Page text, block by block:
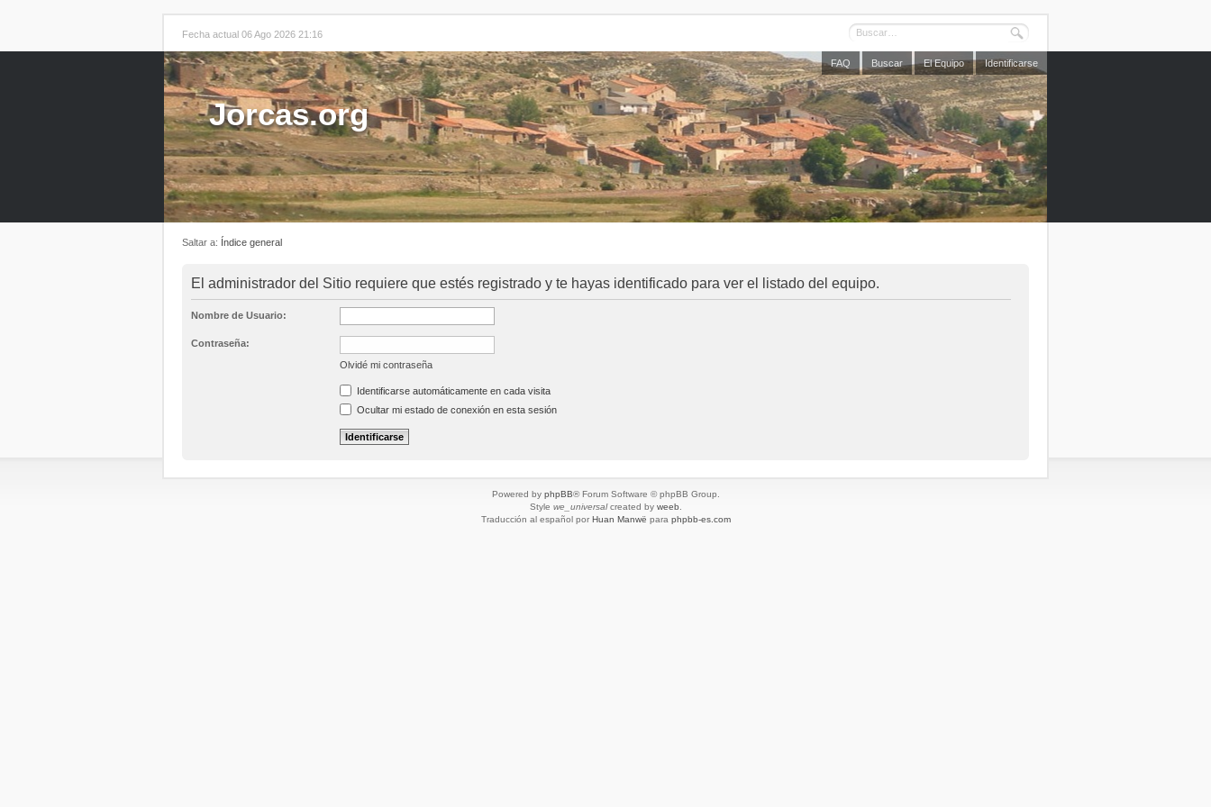
Fecha actual 06 Ago 2026 21:16
FAQ Buscar El Equipo Identificarse
Jorcas.org
Saltar a: Índice general
El administrador del Sitio requiere que estés registrado y te hayas identificado para ver el listado del equipo.
Nombre de Usuario:
Contraseña:
Olvidé mi contraseña
Identificarse automáticamente en cada visita
Ocultar mi estado de conexión en esta sesión
Powered by phpBB® Forum Software © phpBB Group.
Style we_universalcreated by weeb
Traducción al español por Huan Manwë para phpbb-es.com